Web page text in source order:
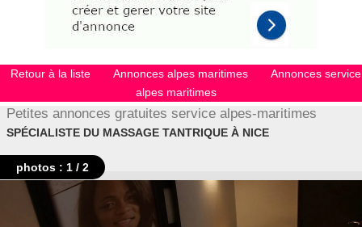
Retour à la liste Annonces alpes maritimes
Annonces service
alpes maritimes
Petites annonces gratuites service alpes-maritimes
SPÉCIALISTE DU MASSAGE TANTRIQUE À NICE
photos : 1 / 2